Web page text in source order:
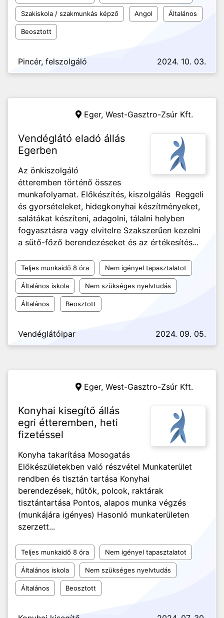
Szakiskola / szakmunkás képző Angol Általános
Beosztott
Pincér, felszolgáló 2024. 10. 03.
Eger, West-Gasztro-Zsúr Kft.
Vendéglátó eladó állás
Egerben
Az önkiszolgáló
étteremben történő összes
munkafolyamat. Előkészítés, kiszolgálás Reggeli
és gyorsételeket, hidegkonyhai készítményeket,
salátákat készíteni, adagolni, tálalni helyben
fogyasztásra vagy elvitelre Szakszerűen kezelni
a sütő-főző berendezéseket és az értékesítés...
Teljes munkaidő 8 óra Nem igényel tapasztalatot
Általános iskola Nem szükséges nyelvtudás
Általános Beosztott
Vendéglátóipar 2024. 09. 05.
Eger, West-Gasztro-Zsúr Kft.
Konyhai kisegítő állás
egri étteremben, heti
fizetéssel
Konyha takarítása Mosogatás
Előkészületekben való részvétel Munkaterület
rendben és tisztán tartása Konyhai
berendezések, hűtők, polcok, raktárak
tisztántartása Pontos, alapos munka végzés
(munkájára igényes) Hasonló munkaterületen
szerzett...
Teljes munkaidő 8 óra Nem igényel tapasztalatot
Általános iskola Nem szükséges nyelvtudás
Általános Beosztott